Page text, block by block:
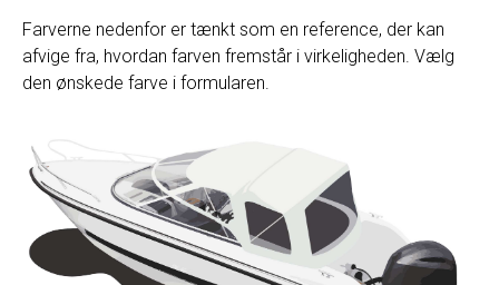
Farverne nedenfor er tænkt som en reference, der kan
afvige fra, hvordan farven fremstår i virkeligheden. Vælg
den ønskede farve i formularen.